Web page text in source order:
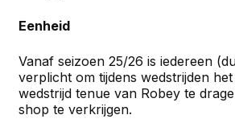
Eenheid
Vanaf seizoen 25/26 is iedereen
verplicht om tijdens wedstrijden
wedstrijd tenue van Robey te
shop te verkrijgen.